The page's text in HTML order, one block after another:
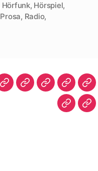
Hörfunk, Hörspiel,
Prosa, Radio,
Startseite
WarumBibliografie
Vita
|